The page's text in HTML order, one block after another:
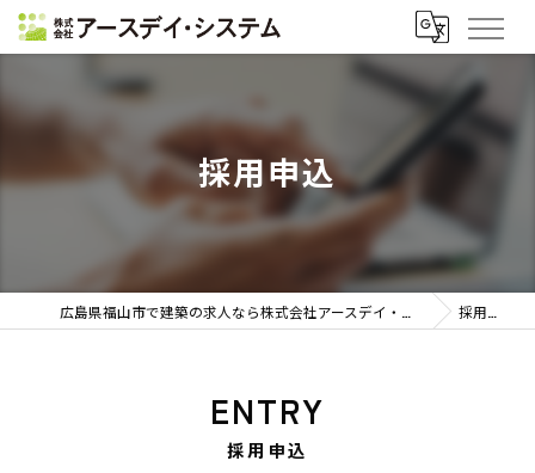
採用申込
広島県福山市で建築の求人なら株式会社アースデイ・システム 採用申込
採用申込
ENTRY